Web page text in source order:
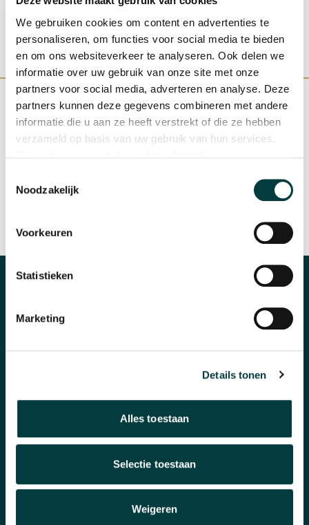
We gebruiken cookies om content en advertenties te
personaliseren, om functies voor social media te bieden
en om ons websiteverkeer te analyseren. Ook delen we
informatie over uw gebruik van onze site met onze
partners voor social media, adverteren en analyse. Deze
partners kunnen deze gegevens combineren met andere
informatie die u aan ze heeft verstrekt of die ze hebben
verzameld op basis van uw gebruik van hun services.
Noodzakelijk
Voorkeuren
Statistieken
Marketing
Details tonen
Alles toestaan
Selectie toestaan
Weigeren
WINKEL IN NIJMEGEN OFFICIEEL VERKOOPPUNT
SNELLE REACTIE INRUILEN HORLOGE
Horloges
Banden en accessoires
Nieuws